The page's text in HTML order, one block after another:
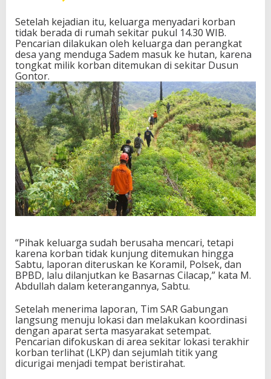
Setelah kejadian itu, keluarga menyadari korban
tidak berada di rumah sekitar pukul 14.30 WIB.
Pencarian dilakukan oleh keluarga dan perangkat
desa yang menduga Sadem masuk ke hutan, karena
tongkat milik korban ditemukan di sekitar Dusun
Gontor.
“Pihak keluarga sudah berusaha mencari, tetapi
karena korban tidak kunjung ditemukan hingga
Sabtu, laporan diteruskan ke Koramil, Polsek, dan
BPBD, lalu dilanjutkan ke Basarnas Cilacap,” kata M.
Abdullah dalam keterangannya, Sabtu.
Setelah menerima laporan, Tim SAR Gabungan
langsung menuju lokasi dan melakukan koordinasi
dengan aparat serta masyarakat setempat.
Pencarian difokuskan di area sekitar lokasi terakhir
korban terlihat (LKP) dan sejumlah titik yang
dicurigai menjadi tempat beristirahat.